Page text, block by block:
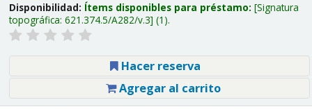
Disponibilidad: Ítems disponibles para préstamo: Signatura
topográfica: 621.374.5/A282/v.3 (1).
Hacer reserva
Agregar al carrito